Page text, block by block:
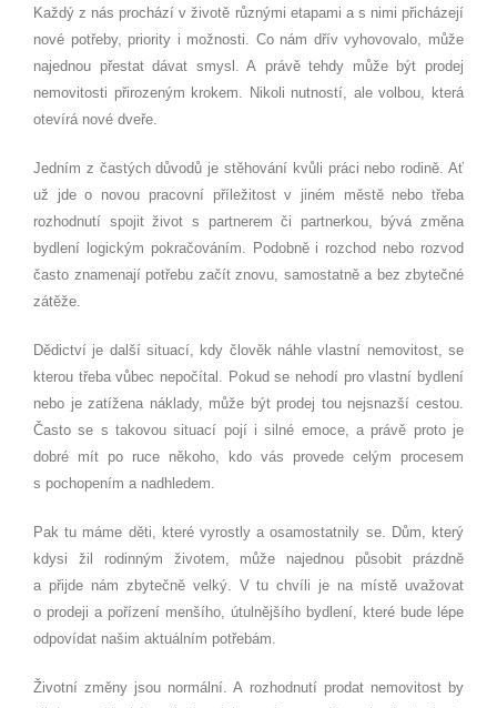
Každý z nás prochází v životě různými etapami a s nimi přicházejí
nové potřeby, priority i možnosti. Co nám dřív vyhovovalo, může
najednou přestat dávat smysl. A právě tehdy může být prodej
nemovitosti přirozeným krokem. Nikoli nutností, ale volbou, která
otevírá nové dveře.
Jedním z častých důvodů je stěhování kvůli práci nebo rodině. Ať
už jde o novou pracovní příležitost v jiném městě nebo třeba
rozhodnutí spojit život s partnerem či partnerkou, bývá změna
bydlení logickým pokračováním. Podobně i rozchod nebo rozvod
často znamenají potřebu začít znovu, samostatně a bez zbytečné
zátěže.
Dědictví je další situací, kdy člověk náhle vlastní nemovitost, se
kterou třeba vůbec nepočítal. Pokud se nehodí pro vlastní bydlení
nebo je zatížena náklady, může být prodej tou nejsnazší cestou.
Často se s takovou situací pojí i silné emoce, a právě proto je
dobré mít po ruce někoho, kdo vás provede celým procesem
s pochopením a nadhledem.
Pak tu máme děti, které vyrostly a osamostatnily se. Dům, který
kdysi žil rodinným životem, může najednou působit prázdně
a přijde nám zbytečně velký. V tu chvíli je na místě uvažovat
o prodeji a pořízení menšího, útulnějšího bydlení, které bude lépe
odpovídat našim aktuálním potřebám.
Životní změny jsou normální. A rozhodnutí prodat nemovitost by